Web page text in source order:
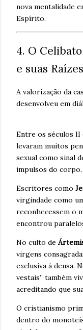
nova mentalidade
Espírito.
4. O
e suas
A valorização da
desenvolveu em
Entre os séculos II
levaram muitos
sexual como sinal
impulsos do corpo.
Escritores como
virgindade como
reconhecessem o
encontrou
No culto de
virgens
exclusiva à deusa.
vestais” também
acreditando que
O cristianismo
dentro do